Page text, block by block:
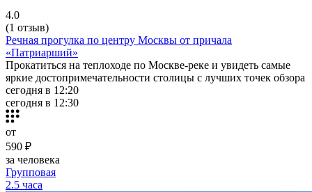
4.0
(1 отзыв)
Речная прогулка по центру Москвы от причала
«Патриарший»
Прокатиться на теплоходе по Москве-реке и увидеть самые
яркие достопримечательности столицы с лучших точек обзора
сегодня в 12:20
сегодня в 12:30
от
590 ₽
за человека
Групповая
2.5 часа